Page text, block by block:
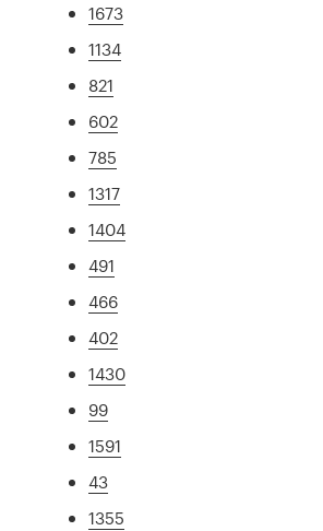
1673
1134
821
602
785
1317
1404
491
466
402
1430
99
1591
43
1355